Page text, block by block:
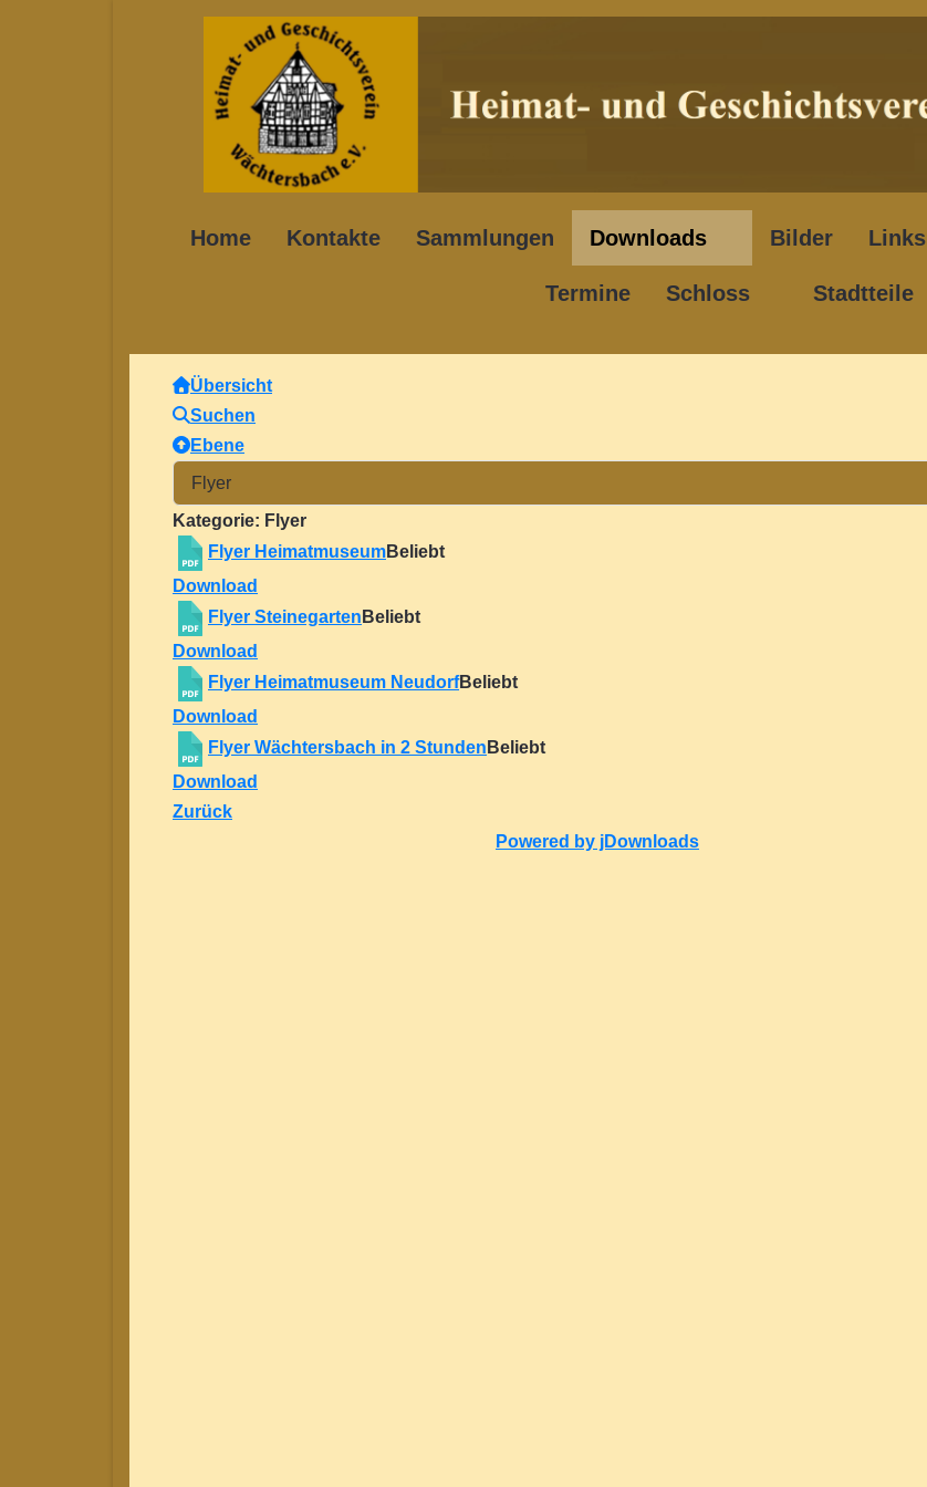
Home Kontakte Sammlungen Downloads Bilder Links
Termine Schloss Stadtteile
Übersicht
Suchen
Ebene
Kategorie: Flyer
Flyer HeimatmuseumBeliebt
Download
Flyer Steinegarten Beliebt
Download
Flyer Heimatmuseum NeudorfBeliebt
Download
Flyer Wächtersbach in 2 Stunden Beliebt
Download
Zurück
Powered by jDownloads